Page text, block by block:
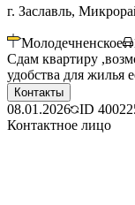
г. Заславль,
Молодечненское
Сдам квартиру
удобства для жилья
Контакты
08.01.2026 ID
Контактное лицо